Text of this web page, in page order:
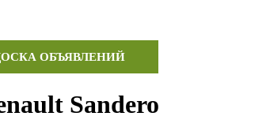
ОБЪЯВЛЕНИЙ
Sandero